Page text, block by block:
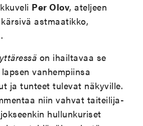
Per Olov, ateljeen
astmaatikko,
on ihailtavaa se
vanhempiinsa
ja tunteet tulevat näkyville.
niin vahvat taiteilija-
hullunkuriset